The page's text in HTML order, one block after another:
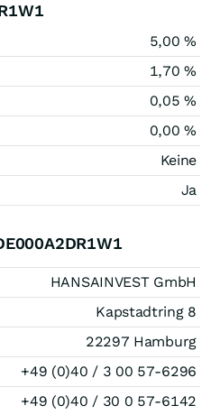
5,00 %
1,70 %
0,05 %
0,00 %
Keine
Ja
HANSAINVEST GmbH
Kapstadtring 8
22297 Hamburg
+49 (0)40 / 3 00 57-6296
+49 (0)40 / 30 0 57-6142